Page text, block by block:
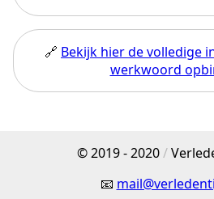
🔗 Bekijk hier de volledige
werkwoord
© 2019 - 2020/
📧